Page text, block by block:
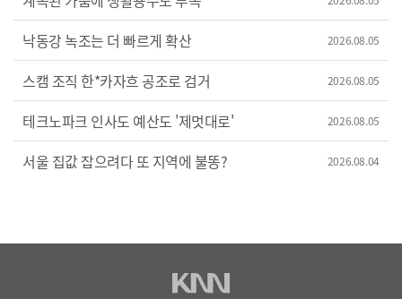
낙동강 녹조는 더 빠르게 확산 2026.08.05
스캠 조직 한*카자흐 공조로 검거 2026.08.05
테크노파크 인사도 예산도 '제멋대로' 2026.08.05
서울 집값 잡으려다 또 지역에 불똥? 2026.08.04